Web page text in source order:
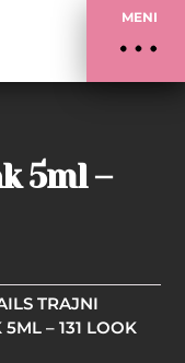
MENI
5ml –
TRAJNI
– 131 LOOK